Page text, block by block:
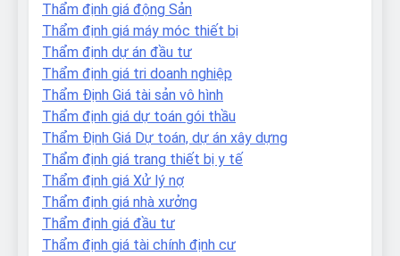
Thẩm định giá động Sản
Thẩm định giá máy móc thiết bị
Thẩm định dự án đầu tư
Thẩm định giá tri doanh nghiệp
Thẩm Định Giá tài sản vô hình
Thẩm định giá dự toán gói thầu
Thẩm Định Giá Dự toán, dự án xây dựng
Thẩm định giá trang thiết bị y tế
Thẩm định giá Xử lý nợ
Thẩm định giá nhà xưởng
Thẩm định giá đầu tư
Thẩm định giá tài chính định cư